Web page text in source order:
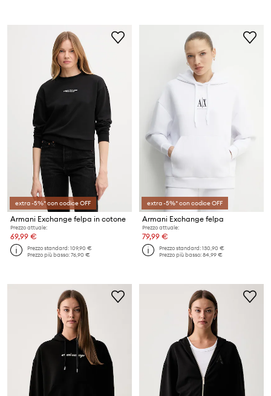
extra -5%* con codice OFF
Armani Exchange felpa in cotone
Prezzo attuale:
69,99 €
Prezzo standard:109,90 €
Prezzo più basso:76,90 €
extra -5%* con codice OFF
Armani Exchange felpa
Prezzo attuale:
79,99 €
Prezzo standard:130,90 €
Prezzo più basso:84,99 €